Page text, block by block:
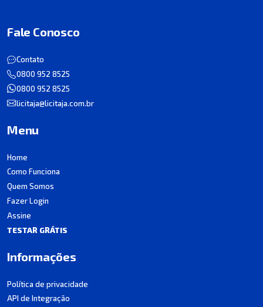
Fale Conosco
Contato
0800 952 8525
0800 952 8525
licitaja@licitaja.com.br
Menu
Home
Como Funciona
Quem Somos
Fazer Login
Assine
TESTAR GRÁTIS
Informações
Política de privacidade
API de Integração